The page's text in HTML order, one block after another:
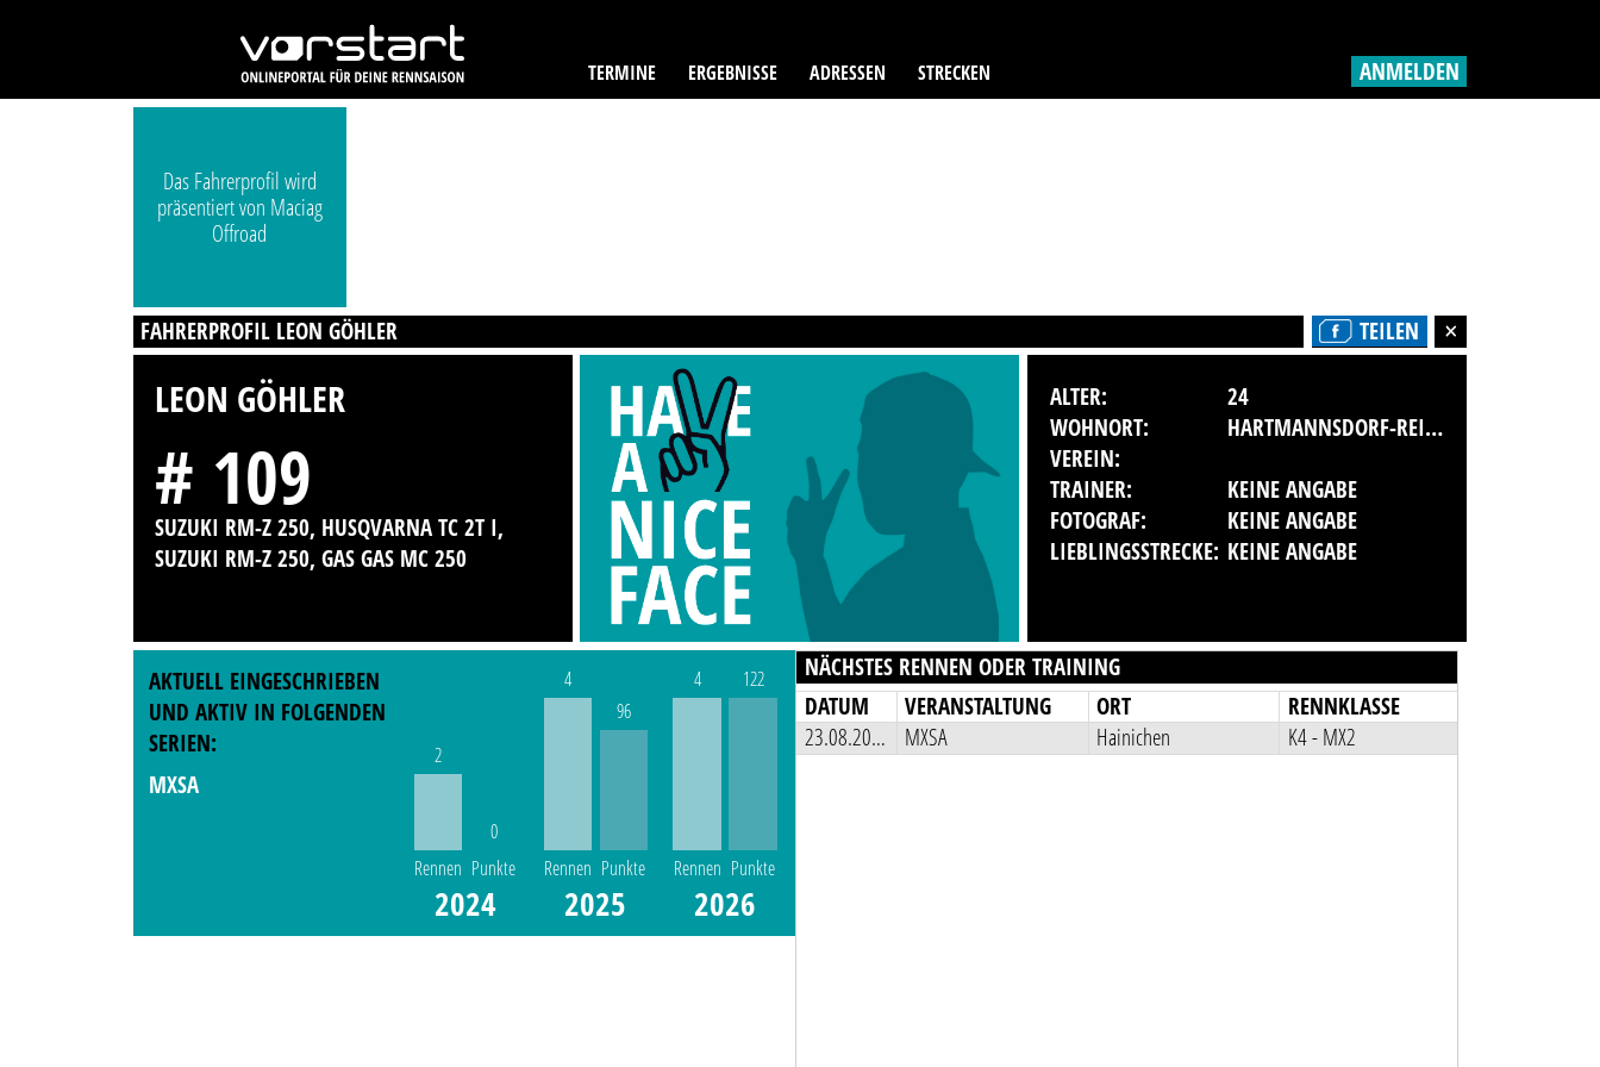
TERMINE ERGEBNISSE ADRESSEN STRECKEN ANMELDEN
Das Fahrerprofil wird
präsentiert von Maciag
Offroad
FAHRERPROFIL LEON GÖHLER TEILEN
LEON GÖHLER
# 109
SUZUKI RM-Z 250, HUSQVARNA TC 2T I,
SUZUKI RM-Z 250, GAS GAS MC 250
ALTER:
24
WOHNORT:
HARTMANNSDORF-REICHENAU
VEREIN:
TRAINER:
KEINE ANGABE
FOTOGRAF:
KEINE ANGABE
LIEBLINGSSTRECKE: KEINE ANGABE
AKTUELL EINGESCHRIEBEN
UND AKTIV IN FOLGENDEN
SERIEN:
MXSA
2
Rennen
0
Punkte
2024
4
Rennen
96
Punkte
2025
4
Rennen
122
Punkte
2026
NÄCHSTES RENNEN ODER TRAINING
DATUM
VERANSTALTUNG ORT
RENNKLASSE
23.08.2026
MXSA Hainichen K4 - MX2